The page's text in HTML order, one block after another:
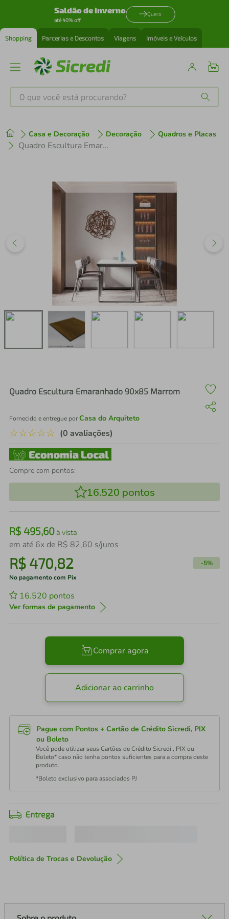
Saldão de inverno
até 40% off
Quero
Shopping Parcerias e Descontos Viagens Imóveis e Veículos
O que você está procurando?
Casa e Decoração Decoração Quadros e Placas
Quadro Escultura Emaranhado 90x85 Marrom
Quadro Escultura Emaranhado 90x85 Marrom
Fornecido e entregue porCasa do Arquiteto
☆☆☆☆☆ (0 avaliações)
Compre com pontos:
16.520 pontos
R$ 495,60à vista
em até 6x de R$ 82,60 s/juros
R$ 470,82 -5%
No pagamento com Pix
16.520 pontos
Ver formas de pagamento
Comprar agora
Adicionar ao carrinho
Pague com Pontos + Cartão de Crédito Sicredi, PIX
ou Boleto
Você pode utilizar seus Cartões de Crédito Sicredi , PIX ou
Boleto* caso não tenha pontos suficientes para a compra deste
produto.
*Boleto exclusivo para associados PJ
Entrega
Política de Trocas e Devolução
1º tenis